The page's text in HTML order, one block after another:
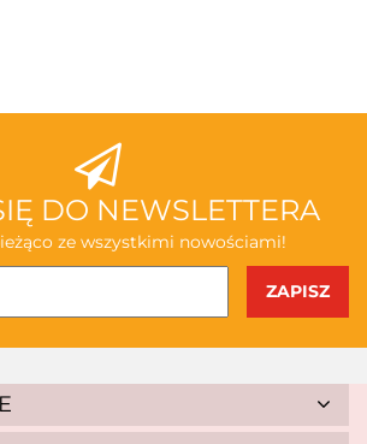
ABAKUS
AKSJOMAT
DO NEWSLETTERA
ze wszystkimi nowościami!